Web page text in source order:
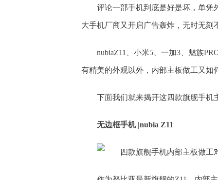
评论一部手机到底是好是坏，单凭
大手机厂商又开启广告轰炸，无时无
nubiaZ11、小米5、一加3、魅族
有精美的外观以外，内部主板做工又如
下面我们就来揭开这四款旗舰手机
无边框手机 |nubia Z11